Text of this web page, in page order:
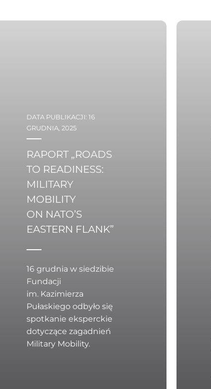
DATA PUBLIKACJI: 16
GRUDNIA, 2025
RAPORT „ROADS
TO READINESS:
MILITARY
MOBILITY
ON NATO’S
EASTERN FLANK”
16 grudnia w siedzibie
Fundacji
im. Kazimierza
Pułaskiego odbyło się
spotkanie eksperckie
dotyczące zagadnień
Military Mobility.